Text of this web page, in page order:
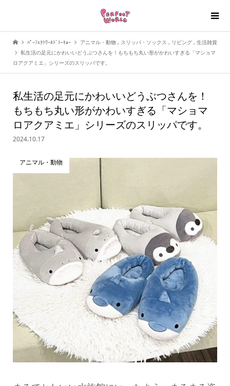
ﾊﾟｰﾌｪｸﾄﾜｰﾙﾄﾞﾄｰｷｮｰ アニマル・動物 , スリッパ・ソックス , リビング , 生活雑貨
私生活の足元にかわいいどうぶつさんを！もちもち丸い形がかわいすぎる「マショマ
ロアクアミエ」シリーズのスリッパです。
私生活の足元にかわいいどうぶつさんを！
もちもち丸い形がかわいすぎる「マショマ
ロアクアミエ」シリーズのスリッパです。
2024.10.17
アニマル・動物